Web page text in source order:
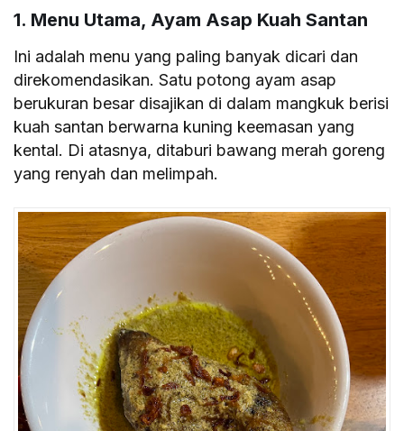
1. Menu Utama, Ayam Asap Kuah Santan
Ini adalah menu yang paling banyak dicari dan
direkomendasikan. Satu potong ayam asap
berukuran besar disajikan di dalam mangkuk berisi
kuah santan berwarna kuning keemasan yang
kental. Di atasnya, ditaburi bawang merah goreng
yang renyah dan melimpah.